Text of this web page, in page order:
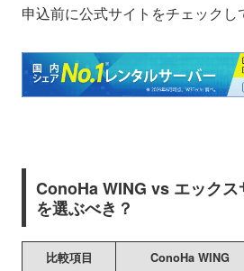
申込前に公式サイトをチェックし
ConoHa WING vs エックス
を選ぶべき？
比較項目 ConoHa WING